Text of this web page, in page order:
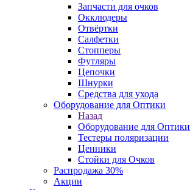
Запчасти для очков
Окклюдеры
Отвёртки
Салфетки
Стопперы
Футляры
Цепочки
Шнурки
Средства для ухода
Оборудование для Оптики
Назад
Оборудование для Оптики
Тестеры поляризации
Ценники
Стойки для Очков
Распродажа 30%
Акции